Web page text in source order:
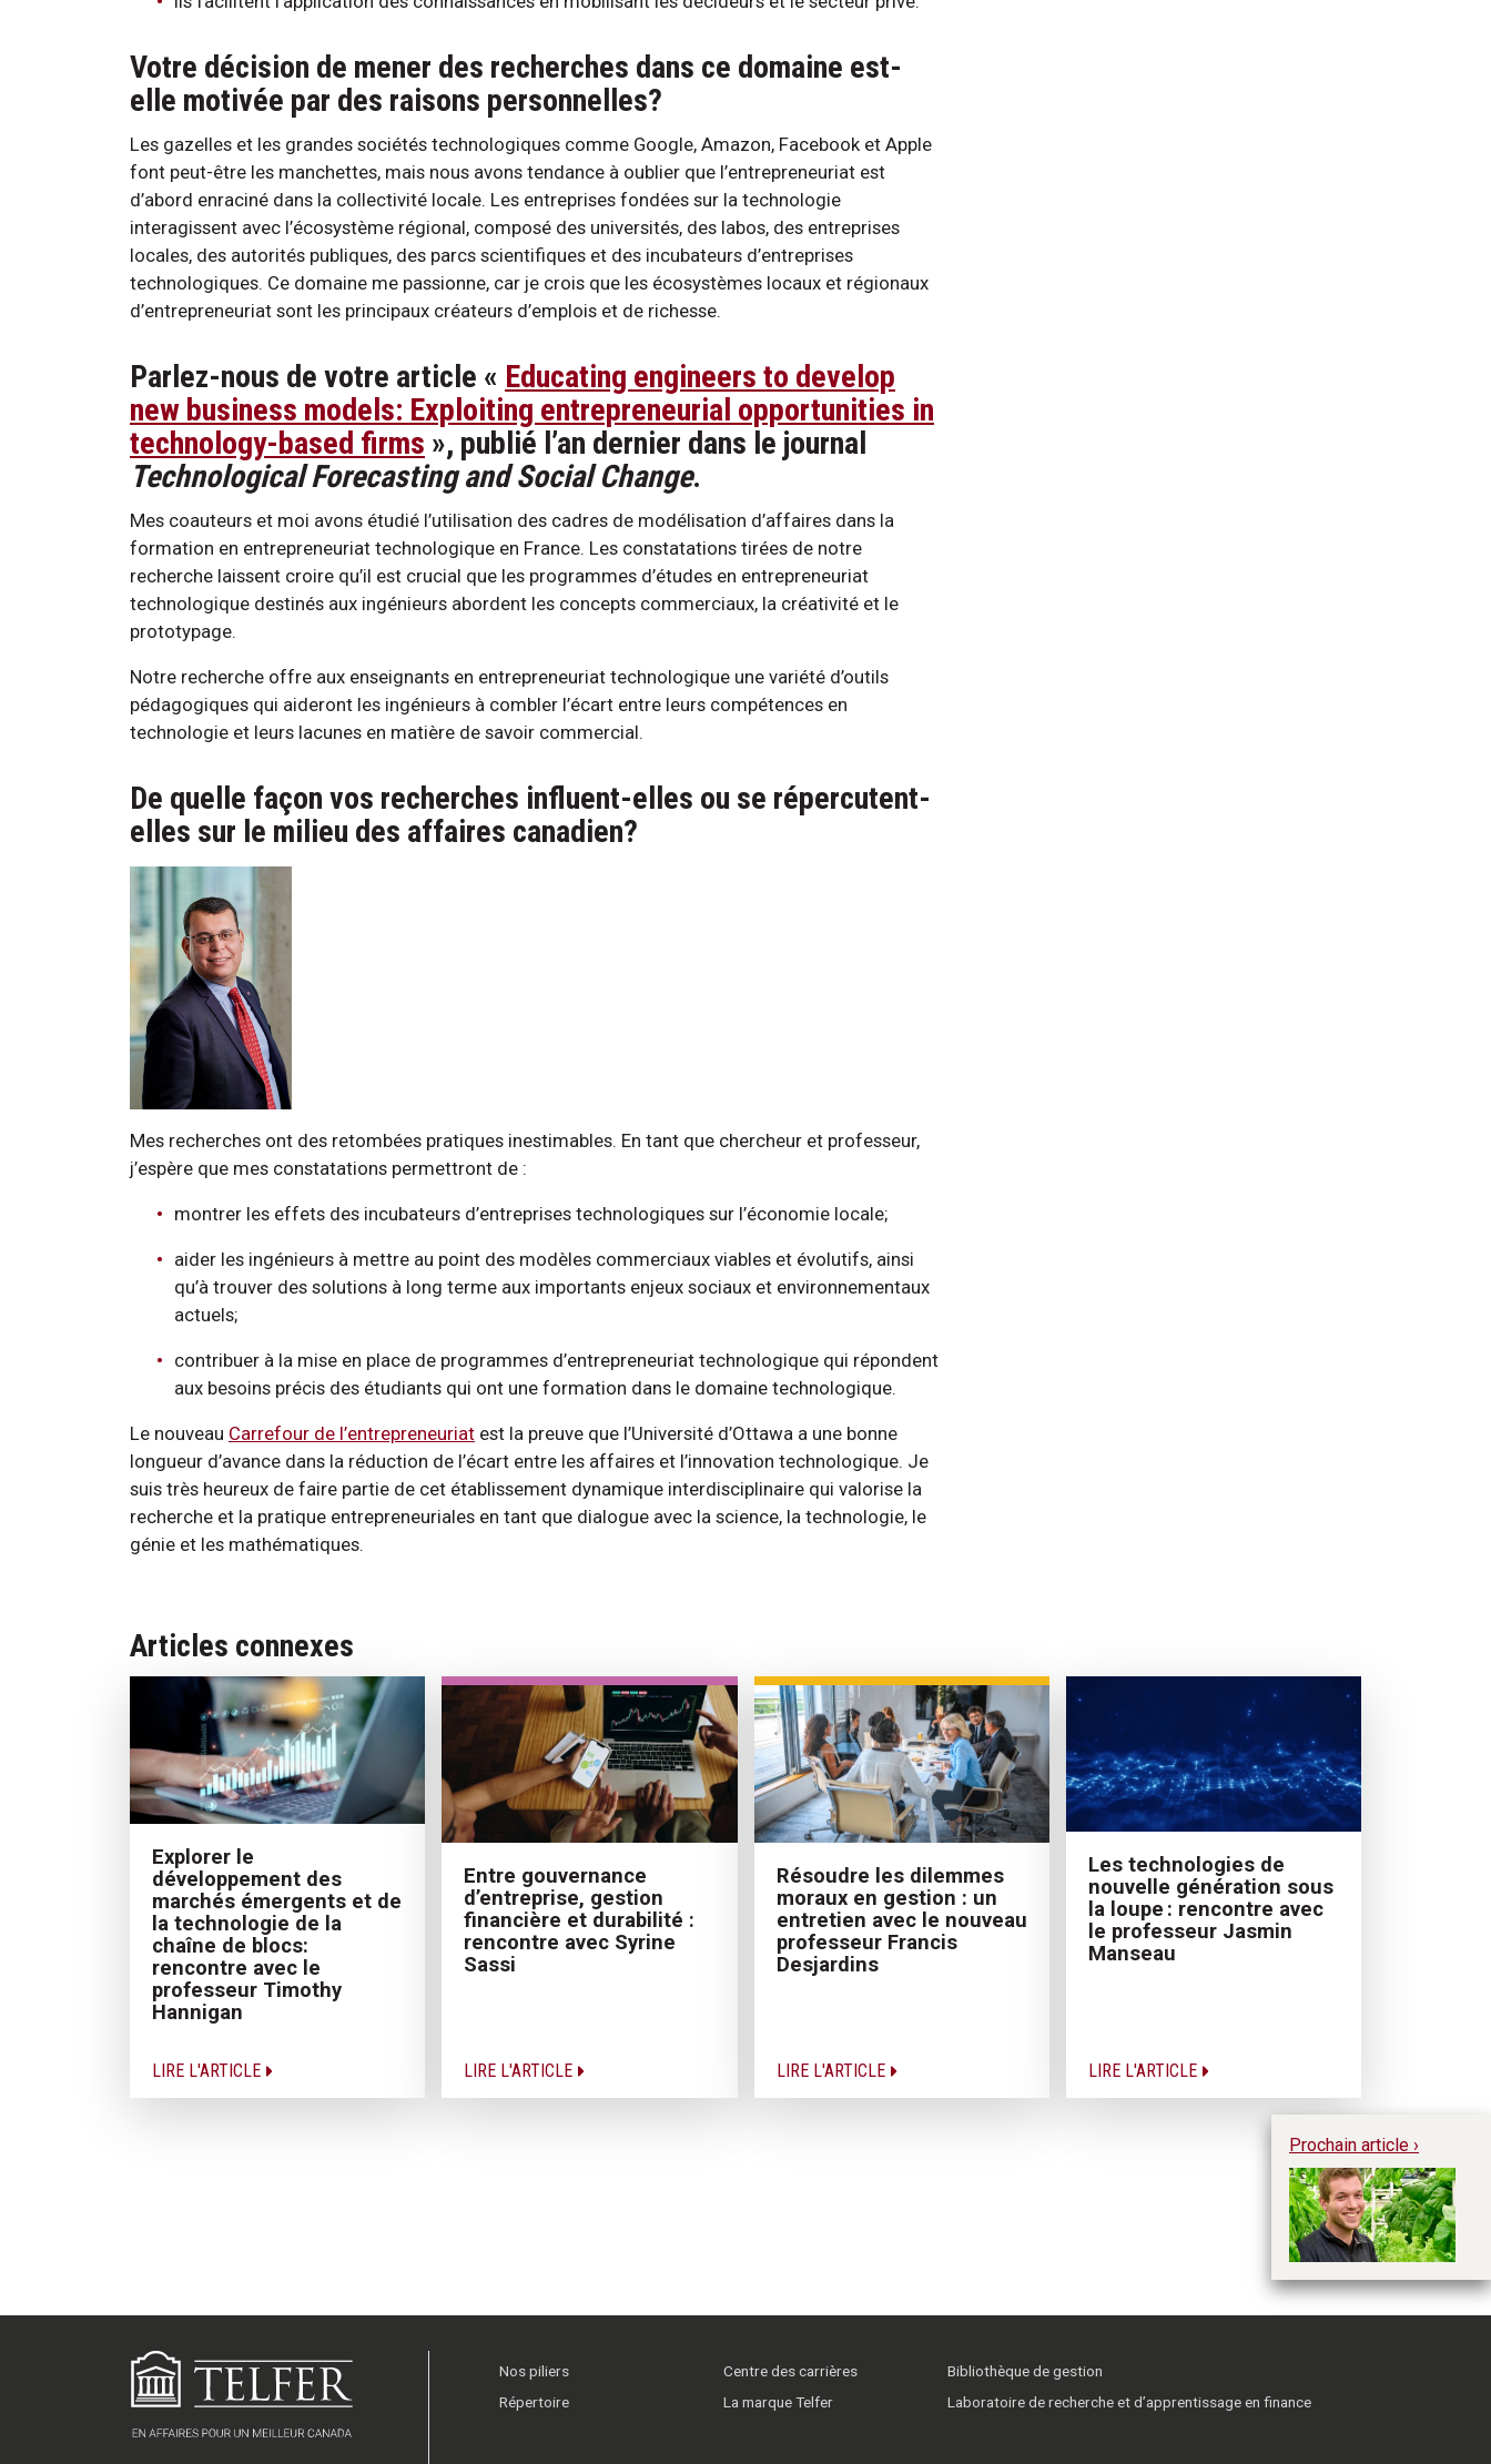
Votre décision de mener des recherches dans ce domaine est-
elle motivée par des raisons personnelles?
Les gazelles et les grandes sociétés technologiques comme Google, Amazon, Facebook et Apple
font peut-être les manchettes, mais nous avons tendance à oublier que l’entrepreneuriat est
d’abord enraciné dans la collectivité locale. Les entreprises fondées sur la technologie
interagissent avec l’écosystème régional, composé des universités, des labos, des entreprises
locales, des autorités publiques, des parcs scientifiques et des incubateurs d’entreprises
technologiques. Ce domaine me passionne, car je crois que les écosystèmes locaux et régionaux
d’entrepreneuriat sont les principaux créateurs d’emplois et de richesse.
Parlez-nous de votre article « Educating engineers to develop
new business models: Exploiting entrepreneurial opportunities in
technology-based firms », publié l’an dernier dans le journal
Technological Forecasting and Social Change.
Mes coauteurs et moi avons étudié l’utilisation des cadres de modélisation d’affaires dans la
formation en entrepreneuriat technologique en France. Les constatations tirées de notre
recherche laissent croire qu’il est crucial que les programmes d’études en entrepreneuriat
technologique destinés aux ingénieurs abordent les concepts commerciaux, la créativité et le
prototypage.
Notre recherche offre aux enseignants en entrepreneuriat technologique une variété d’outils
pédagogiques qui aideront les ingénieurs à combler l’écart entre leurs compétences en
technologie et leurs lacunes en matière de savoir commercial.
De quelle façon vos recherches influent-elles ou se répercutent-
elles sur le milieu des affaires canadien?
Mes recherches ont des retombées pratiques inestimables. En tant que chercheur et professeur,
j’espère que mes constatations permettront de :
montrer les effets des incubateurs d’entreprises technologiques sur l’économie locale;
aider les ingénieurs à mettre au point des modèles commerciaux viables et évolutifs, ainsi
qu’à trouver des solutions à long terme aux importants enjeux sociaux et environnementaux
actuels;
contribuer à la mise en place de programmes d’entrepreneuriat technologique qui répondent
aux besoins précis des étudiants qui ont une formation dans le domaine technologique.
Le nouveau Carrefour de l’entrepreneuriat est la preuve que l’Université d’Ottawa a une bonne
longueur d’avance dans la réduction de l’écart entre les affaires et l’innovation technologique. Je
suis très heureux de faire partie de cet établissement dynamique interdisciplinaire qui valorise la
recherche et la pratique entrepreneuriales en tant que dialogue avec la science, la technologie, le
génie et les mathématiques.
Articles connexes
Explorer le
développement des
marchés émergents et de
la technologie de la
chaîne de blocs:
rencontre avec le
professeur Timothy
Hannigan
LIRE L'ARTICLE
Entre gouvernance
d’entreprise, gestion
financière et durabilité :
rencontre avec Syrine
Sassi
LIRE L'ARTICLE
Résoudre les dilemmes
moraux en gestion : un
entretien avec le nouveau
professeur Francis
Desjardins
LIRE L'ARTICLE
Les technologies de
nouvelle génération sous
la loupe : rencontre avec
le professeur Jasmin
Manseau
LIRE L'ARTICLE
Prochain article ›
Nos piliers
Répertoire
Centre des carrières
La marque Telfer
Bibliothèque de gestion
Laboratoire de recherche et d’apprentissage en finance